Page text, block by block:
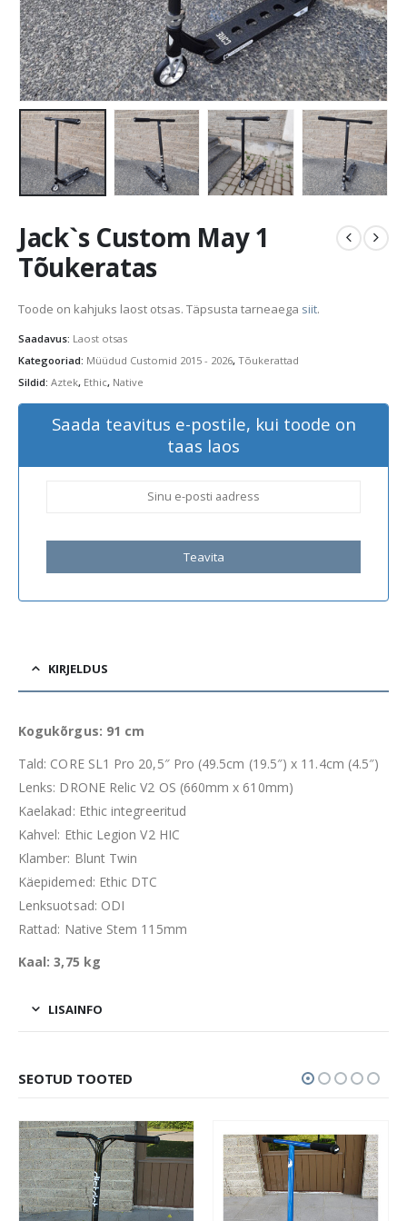
Jack`s Custom May 1
Tõukeratas
Toode on kahjuks laost otsas. Täpsusta tarneaega siit.
Saadavus: Laost otsas
Kategooriad: Müüdud Customid 2015 - 2026, Tõukerattad
Sildid: Aztek, Ethic, Native
Saada teavitus e-postile, kui toode on
taas laos
Teavita
KIRJELDUS
Kogukõrgus: 91 cm
Tald: CORE SL1 Pro 20,5″ Pro (49.5cm (19.5″) x 11.4cm (4.5″)
Lenks: DRONE Relic V2 OS (660mm x 610mm)
Kaelakad: Ethic integreeritud
Kahvel: Ethic Legion V2 HIC
Klamber: Blunt Twin
Käepidemed: Ethic DTC
Lenksuotsad: ODI
Rattad: Native Stem 115mm
Kaal: 3,75 kg
LISAINFO
SEOTUD TOOTED